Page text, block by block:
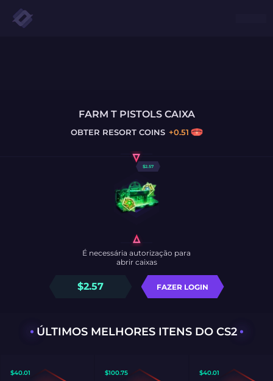
FARM T PISTOLS CAIXA
OBTER RESORT COINS +0.51
$2.57
$2.57 FAZER LOGIN
É necessária autorização para
abrir caixas
ÚLTIMOS MELHORES ITENS DO CS2
$40.01 $100.75 $40.01